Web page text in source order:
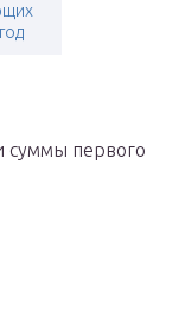
суммы первого